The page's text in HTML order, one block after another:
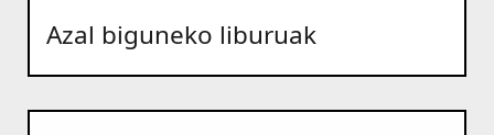
Azal biguneko liburuak